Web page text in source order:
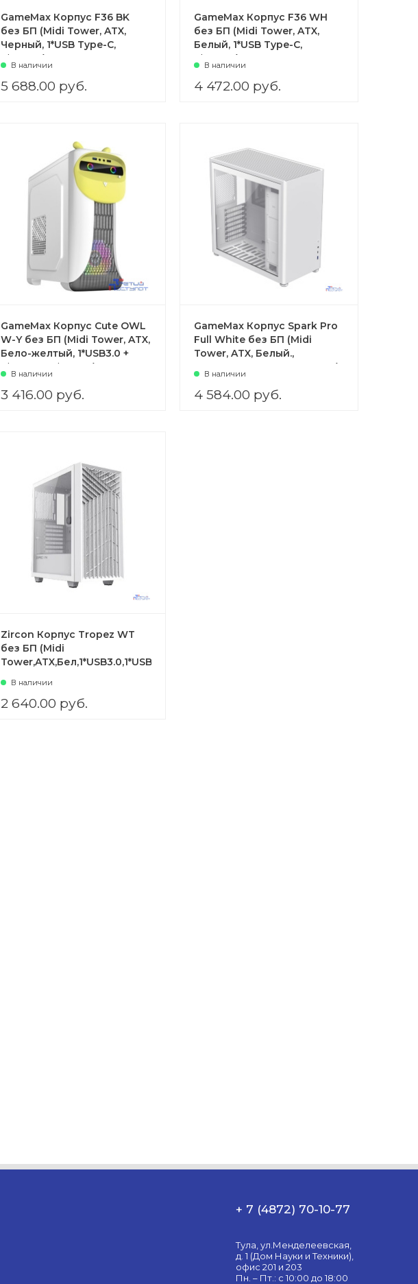
GameMax Корпус F36 BK
без БП (Midi Tower, ATX,
Черный, 1*USB Type-C,
3*120мм)
В наличии
5 688.00 руб.
GameMax Корпус F36 WH
без БП (Midi Tower, ATX,
Белый, 1*USB Type-C,
3*120мм)
В наличии
4 472.00 руб.
GameMax Корпус Cute OWL
W-Y без БП (Midi Tower, ATX,
Бело-желтый, 1*USB3.0 +
2*USB2.0, 2*120мм)
В наличии
3 416.00 руб.
GameMax Корпус Spark Pro
Full White без БП (Midi
Tower, ATX, Белый.,
USB3.0+Type C, Зак. стекло)
В наличии
4 584.00 руб.
Zircon Корпус Tropez WT
без БП (Midi
Tower,ATX,Бел,1*USB3.0,1*USB2.0)
В наличии
2 640.00 руб.
+ 7 (4872) 70-10-77
Тула, ул.Менделеевская,
д. 1 (Дом Науки и Техники),
офис 201 и 203
Пн. – Пт.: с 10:00 до 18:00